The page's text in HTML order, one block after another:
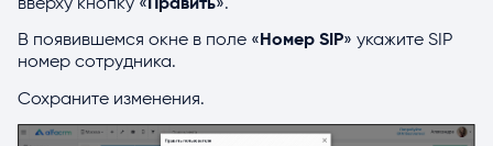
В появившемся окне в поле « Номер SIP» укажите SIP
номер сотрудника.
Сохраните изменения.